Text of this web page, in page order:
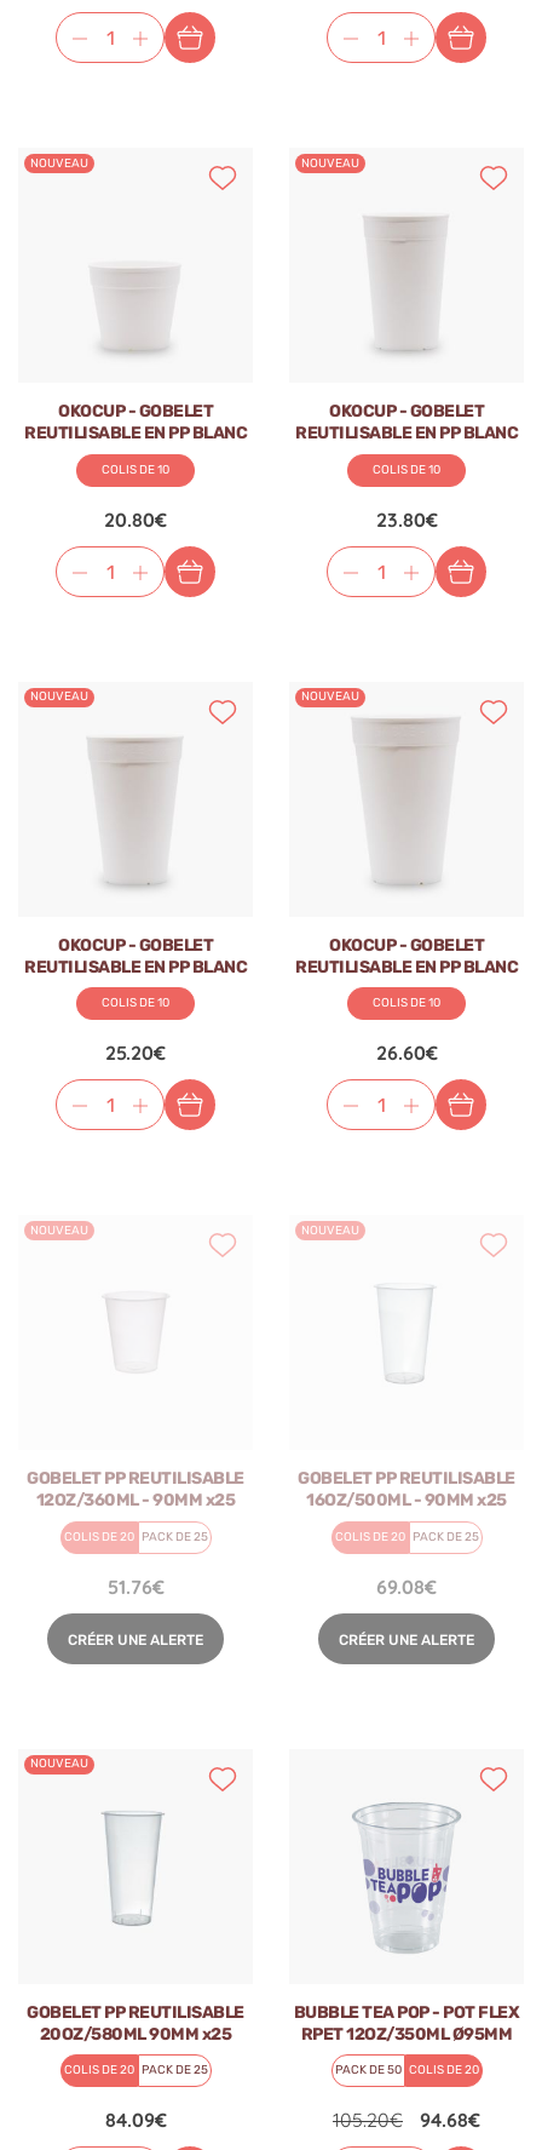
NOUVEAU
OKOCUP - GOBELET
REUTILISABLE EN PP BLANC
7.5OZ-222ML Ø80MM x1
COLIS DE 10
20.80€
NOUVEAU
OKOCUP - GOBELET
REUTILISABLE EN PP BLANC
13OZ-380ML Ø80MM x1
COLIS DE 10
23.80€
NOUVEAU
OKOCUP - GOBELET
REUTILISABLE EN PP BLANC
17OZ-511ML Ø90MM x1
COLIS DE 10
25.20€
NOUVEAU
OKOCUP - GOBELET
REUTILISABLE EN PP BLANC
21OZ-611ML Ø90MM x1
COLIS DE 10
26.60€
NOUVEAU
GOBELET PP REUTILISABLE
12OZ/360ML - 90MM x25
COLIS DE 20 PACK DE 25
51.76€
CRÉER UNE ALERTE
NOUVEAU
GOBELET PP REUTILISABLE
16OZ/500ML - 90MM x25
COLIS DE 20 PACK DE 25
69.08€
CRÉER UNE ALERTE
NOUVEAU
GOBELET PP REUTILISABLE
20OZ/580ML 90MM x25
COLIS DE 20 PACK DE 25
84.09€
BUBBLE TEA POP - POT FLEX
RPET 12OZ/350ML Ø95MM
x50
PACK DE 50 COLIS DE 20
105.20€ 94.68€